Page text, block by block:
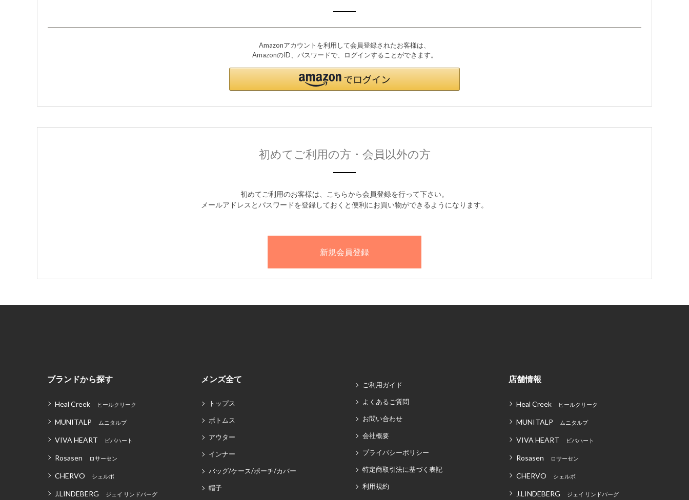
Amazonアカウントを利用して会員登録されたお客様は、
AmazonのID、パスワードで、ログインすることができます。
初めてご利用の方・会員以外の方
初めてご利用のお客様は、こちらから会員登録を行って下さい。
メールアドレスとパスワードを登録しておくと便利にお買い物ができるようになります。
ブランドから探す
Heal Creek ヒールクリーク
MUNITALP ムニタルプ
VIVA HEART ビバハート
Rosasen ロサーセン
CHERVO シェルボ
J.LINDEBERG ジェイ リンドバーグ
メンズ全て
トップス
ボトムス
アウター
インナー
バッグ/ケース/ポーチ/カバー
帽子
ご利用ガイド
よくあるご質問
お問い合わせ
会社概要
プライバシーポリシー
特定商取引法に基づく表記
利用規約
店舗情報
Heal Creek ヒールクリーク
MUNITALP ムニタルプ
VIVA HEART ビバハート
Rosasen ロサーセン
CHERVO シェルボ
J.LINDEBERG ジェイ リンドバーグ